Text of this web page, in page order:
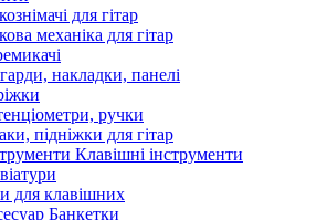
для гітар
механіка для гітар
накладки, панелі
ручки
підніжки для гітар
Клавішні інструменти
для клавішних
Банкетки